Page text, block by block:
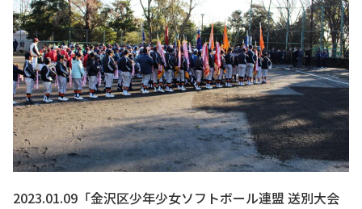
2023.01.09「金沢区少年少女ソフトボール連盟 送別大会